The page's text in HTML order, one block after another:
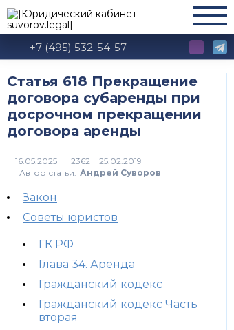
+7 (495) 532-54-57
Статья 618 Прекращение
договора субаренды при
досрочном прекращении
договора аренды
2362
Автор статьи: Андрей Суворов
Закон
Советы юристов
ГК РФ
Глава 34. Аренда
Гражданский кодекс
Гражданский кодекс Часть
вторая